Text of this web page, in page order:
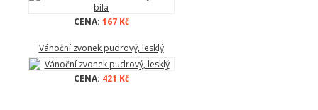
CENA: 167 Kč
Vánoční zvonek pudrový, lesklý
CENA: 421 Kč